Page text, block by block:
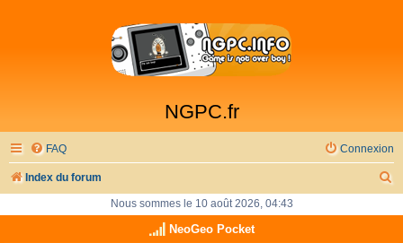
NGPC.fr
FAQ Connexion
Index du forum
Nous sommes le 10 août 2026, 04:43
NeoGeo Pocket